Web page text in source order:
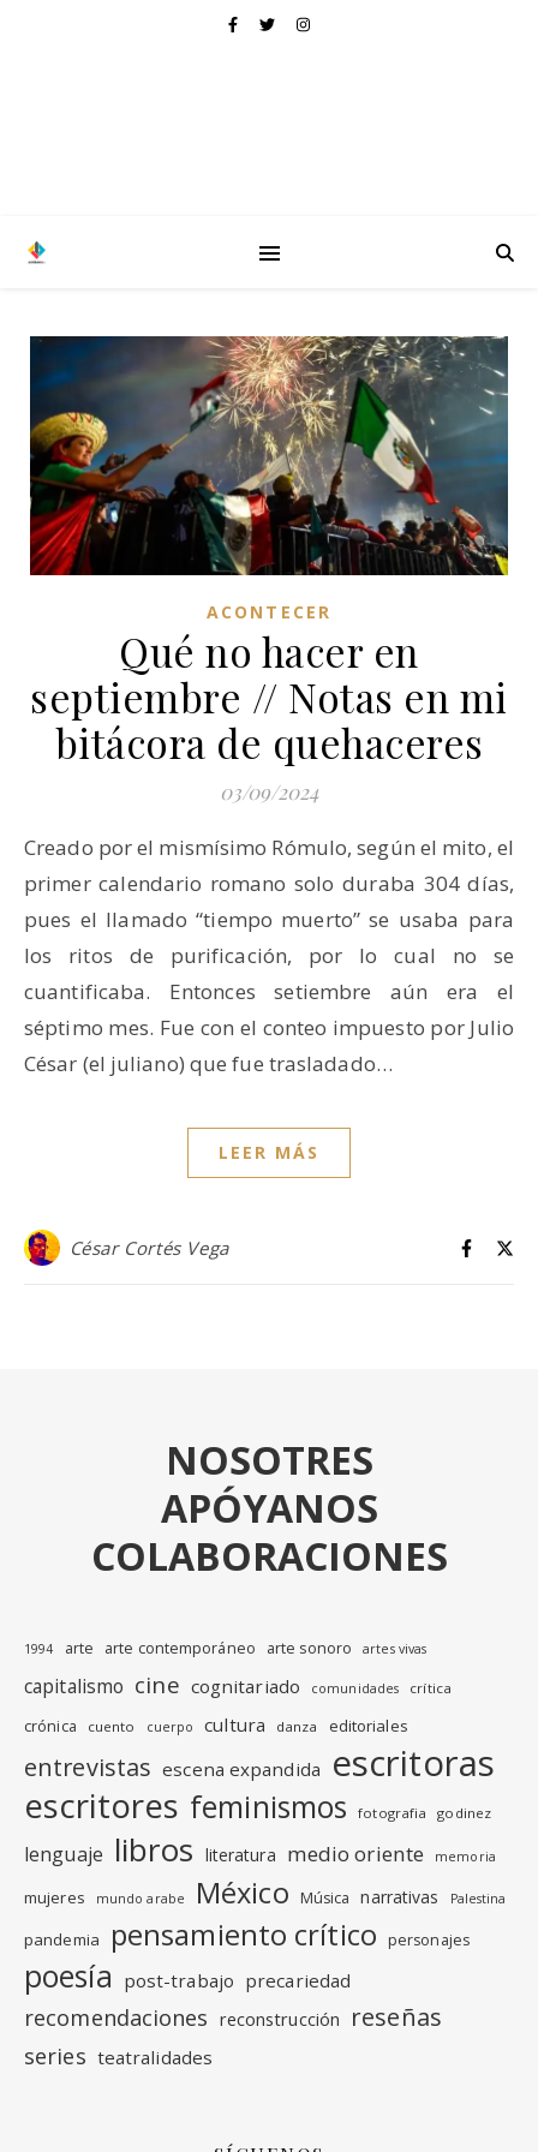
ACONTECER
Qué no hacer en
septiembre // Notas en mi
bitácora de quehaceres
03/09/2024
Creado por el mismísimo Rómulo, según el mito, el
primer calendario romano solo duraba 304 días,
pues el llamado “tiempo muerto” se usaba para
los ritos de purificación, por lo cual no se
cuantificaba. Entonces setiembre aún era el
séptimo mes. Fue con el conteo impuesto por Julio
César (el juliano) que fue trasladado…
LEER MÁS
César Cortés Vega
NOSOTRES
APÓYANOS
COLABORACIONES
1994 arte arte contemporáneo arte sonoro artes vivas
capitalismo cine cognitariado comunidades crítica
crónica cuento cuerpo cultura danza editoriales
entrevistas escena expandida escritoras
escritores feminismos fotografia godinez
lenguaje libros literatura medio oriente memoria
mujeres mundo arabe México Música narrativas Palestina
pandemia pensamiento crítico personajes
poesía post-trabajo precariedad
recomendaciones reconstrucción reseñas
series teatralidades